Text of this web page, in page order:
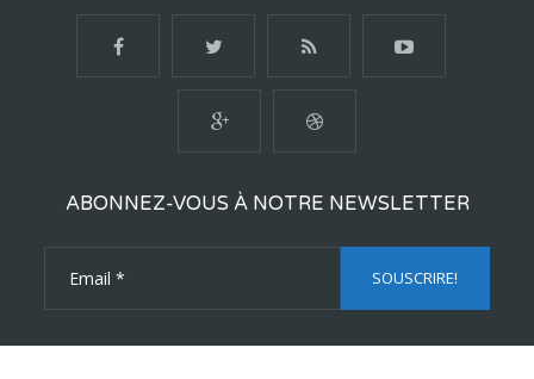
ABONNEZ-VOUS À NOTRE NEWSLETTER